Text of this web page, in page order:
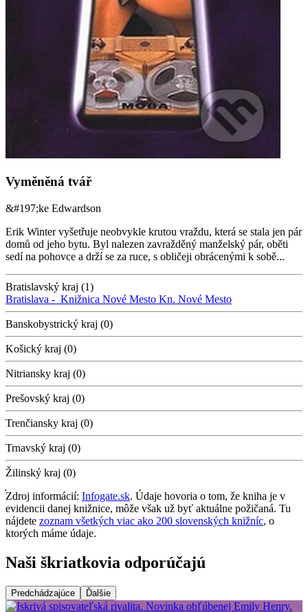
Vyměněná tvář
&#197;ke Edwardson
Erik Winter vyšetřuje neobvykle krutou vraždu, která se stala jen pár
domů od jeho bytu. Byl nalezen zavražděný manželský pár, oběti
sedí na pohovce a drží se za ruce, s obličeji obrácenými k sobě...
Bratislavský kraj (1)
Bratislava - Knižnica Nové Mesto Kn. Nové Mesto
Banskobystrický kraj (0)
Košický kraj (0)
Nitriansky kraj (0)
Prešovský kraj (0)
Trenčiansky kraj (0)
Trnavský kraj (0)
Žilinský kraj (0)
Zdroj informácií: Infogate.sk. Údaje hovoria o tom, že kniha je v
evidencii danej knižnice, môže však už byť aktuálne požičaná. Tu
nájdete zoznam všetkých viac ako 200 slovenských knižníc, o
ktorých máme údaje.
Naši škriatkovia odporúčajú
Predchádzajúce Ďalšie